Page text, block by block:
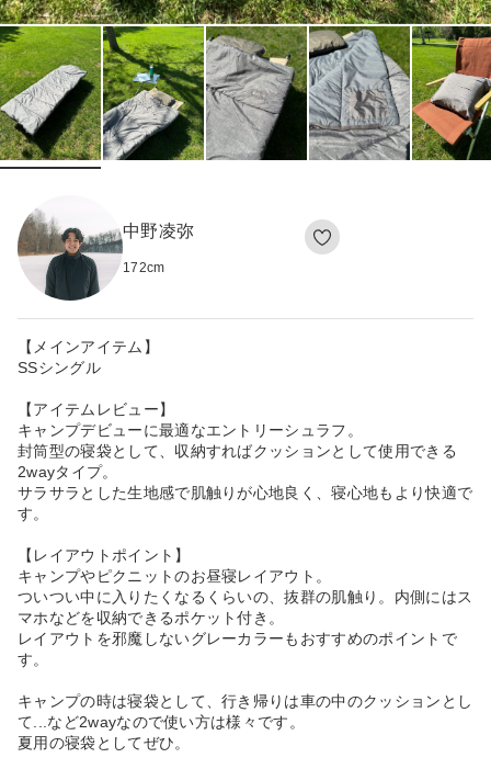
中野凌弥
172cm
【メインアイテム】
SSシングル
【アイテムレビュー】
キャンプデビューに最適なエントリーシュラフ。
封筒型の寝袋として、収納すればクッションとして使用できる
2wayタイプ。
サラサラとした生地感で肌触りが心地良く、寝心地もより快適で
す。
【レイアウトポイント】
キャンプやピクニットのお昼寝レイアウト。
ついつい中に入りたくなるくらいの、抜群の肌触り。内側にはス
マホなどを収納できるポケット付き。
レイアウトを邪魔しないグレーカラーもおすすめのポイントで
す。
キャンプの時は寝袋として、行き帰りは車の中のクッションとし
て...など2wayなので使い方は様々です。
夏用の寝袋としてぜひ。